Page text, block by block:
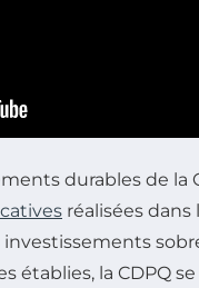
durables de la
réalisées
établies, la CDPQ